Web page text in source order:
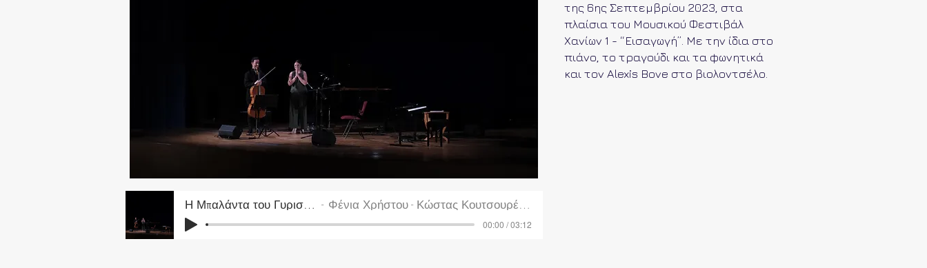
της 6ης Σεπτεμβρίου 2023, στα
πλαίσια του Μουσικού Φεστιβάλ
Χανίων 1 - “Εισαγωγή”. Με την ίδια στο
πιάνο, το τραγούδι και τα φωνητικά
και τον Alexis Bove στο βιολοντσέλο.
Η Μπαλάντα του Γυρισμού Φένια Χρήστου - Κώστας Κουτσουρέλης
00:00 / 03:12